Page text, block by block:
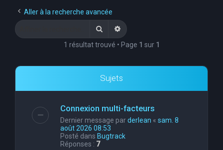
Aller à la recherche avancée
RechercherRecherche avancée
1 résultat trouvé • Page 1 sur 1
Sujets
Connexion multi-facteurs
Dernier message parderlean « sam. 8
août 2026 08:53
Posté dans Bugtrack
Réponses : 7